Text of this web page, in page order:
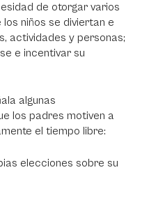
de otorgar varios
niños se diviertan e
actividades y personas;
e incentivar su
algunas
los padres motiven a
el tiempo libre:
elecciones sobre su